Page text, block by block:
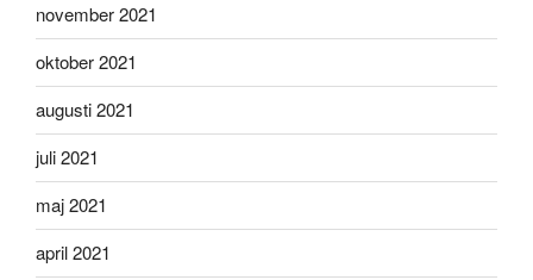
november 2021
oktober 2021
augusti 2021
juli 2021
maj 2021
april 2021